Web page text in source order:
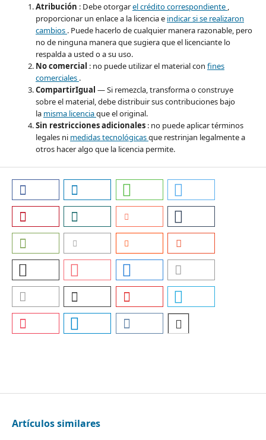
Atribución : Debe otorgarel crédito correspondiente ,
proporcionar un enlace a la licencia e indicar si se realizaron
cambios . Puede hacerlo de cualquier manera razonable, pero
no de ninguna manera que sugiera que el licenciante lo
respalda a usted o a su uso.
No comercial : no puede utilizar el material con fines
comerciales .
CompartirIgual — Si remezcla, transforma o construye
sobre el material, debe distribuir sus contribuciones bajo
la misma licenciaque el original.
Sin restricciones adicionales : no puede aplicar términos
legales ni medidas tecnológicasque restrinjan legalmente a
otros hacer algo que la licencia permite.
Artículos similares